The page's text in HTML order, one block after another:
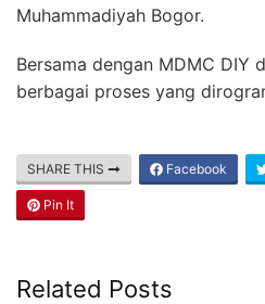
Muhammadiyah Bogor.
Bersama dengan MDMC DIY
berbagai proses yang
SHARE THIS Facebook
Pin It
Related Posts